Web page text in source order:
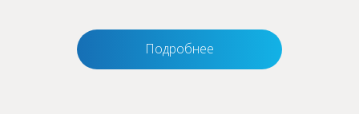
Подробнее